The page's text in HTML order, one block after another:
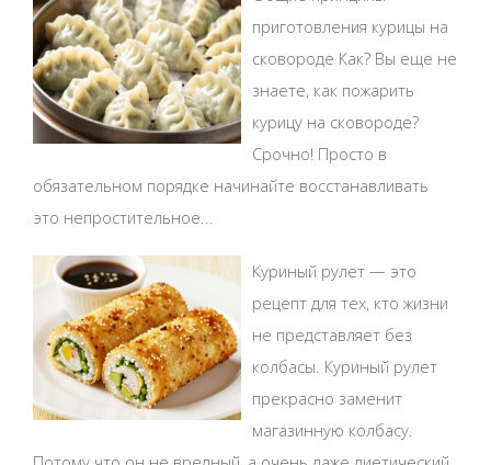
приготовления курицы на
сковороде Как? Вы еще не
знаете, как пожарить
курицу на сковороде?
Срочно! Просто в
обязательном порядке начинайте восстанавливать
это непростительное...
Куриный рулет — это
рецепт для тех, кто жизни
не представляет без
колбасы. Куриный рулет
прекрасно заменит
магазинную колбасу.